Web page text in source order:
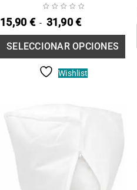
15,90 € - 31,90€
SELECCIONAR OPCIONES
Wishlist